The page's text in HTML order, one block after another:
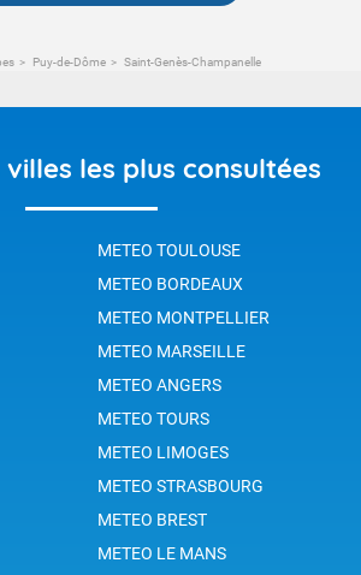
Puy-de-Dôme Saint-Genès-Champanelle
villes les plus consultées
METEO TOULOUSE
METEO BORDEAUX
METEO MONTPELLIER
METEO MARSEILLE
METEO ANGERS
METEO TOURS
METEO LIMOGES
METEO STRASBOURG
METEO BREST
METEO LE MANS